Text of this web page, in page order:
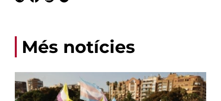
Més notícies